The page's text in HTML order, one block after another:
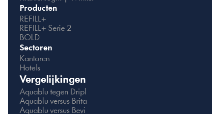
Producten
REFILL+
REFILL+ Serie 2
BOLD
Sectoren
Kantoren
Hotels
Vergelijkingen
Aquablu tegen Dripl
Aquablu versus Brita
Aquablu versus Bevi